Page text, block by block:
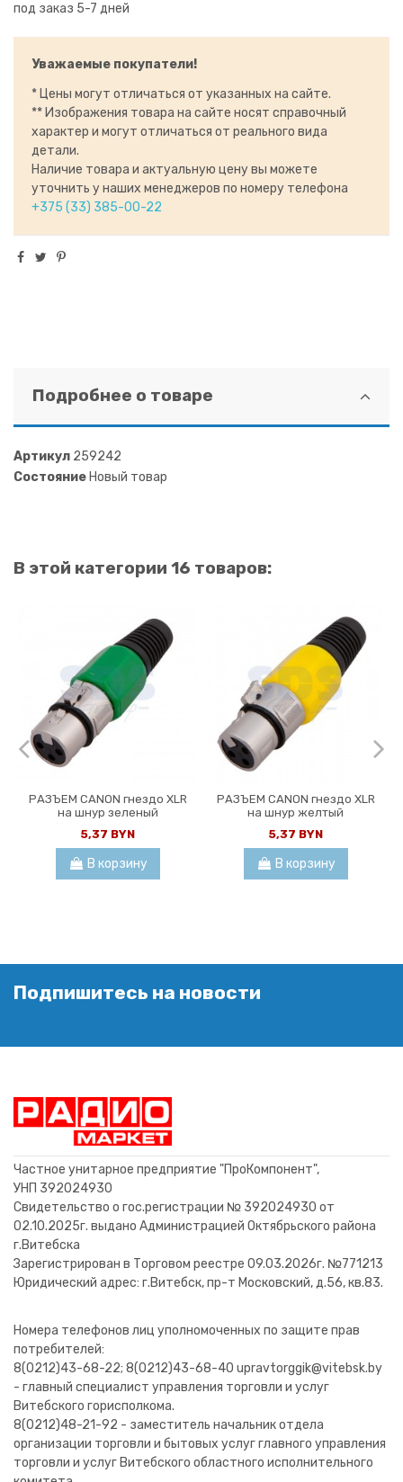
под заказ 5-7 дней
Уважаемые покупатели!
* Цены могут отличаться от указанных на сайте.
** Изображения товара на сайте носят справочный
характер и могут отличаться от реального вида
детали.
Наличие товара и актуальную цену вы можете
уточнить у наших менеджеров по номеру телефона
+375 (33) 385-00-22
Подробнее о товаре
Артикул 259242
СостояниеНовый товар
В этой категории 16 товаров:
РАЗЪЕМ CANON гнездо XLR
на шнур зеленый
5,37 BYN
В корзину
РАЗЪЕМ CANON гнездо XLR
на шнур желтый
5,37 BYN
В корзину
на шнур синий
5,37 BYN
В корзину В корзину
на шнур угловой REXANT
7,22 BYN
В корзину В корзину
на шнур угловой
7,22 BYN
В корзину В корзину
на корпус
5,02 BYN
В корзину В корзину
на шнур зеленый
5,37 BYN
В корзину В корзину
на шнур черный
5,37 BYN
В корзину В корзину
на шнур черный
5,37 BYN
В корзину В корзину
Подпишитесь на новости
Частное унитарное предприятие "ПроКомпонент",
УНП 392024930
Свидетельство о гос.регистрации № 392024930 от
02.10.2025г. выдано Администрацией Октябрьского района
г.Витебска
Зарегистрирован в Торговом реестре 09.03.2026г. №771213
Юридический адрес: г.Витебск, пр-т Московский, д.56, кв.83.
Номера телефонов лиц уполномоченных по защите прав
потребителей:
8(0212)43-68-22; 8(0212)43-68-40 upravtorggik@vitebsk.by
- главный специалист управления торговли и услуг
Витебского горисполкома.
8(0212)48-21-92 - заместитель начальник отдела
организации торговли и бытовых услуг главного управления
торговли и услуг Витебского областного исполнительного